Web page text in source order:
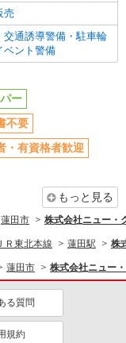
細を見る
［2］17-22時 時給
1427円 ［4］5-9時
ッフ
1427円 ［4］5-9時
細を見る
1日4h以内）OK
OK
ークOK
務OK
売
交通誘導警備・駐車輪
ベント警備
ー
不要
・有資格者歓迎
もっと見る
蓮田市 株式会社ニュー
Ｒ東北本線 蓮田駅 株
蓮田市 株式会社ニュー
る質問
規約